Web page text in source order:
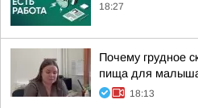
18:27
Почему грудное
пища для
18:13